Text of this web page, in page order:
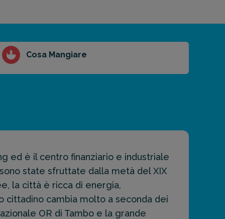
Cosa Mangiare
ed è il centro finanziario e industriale
state sfruttate dalla metà del XIX
la città è ricca di energia,
cittadino cambia molto a seconda dei
OR di Tambo e la grande